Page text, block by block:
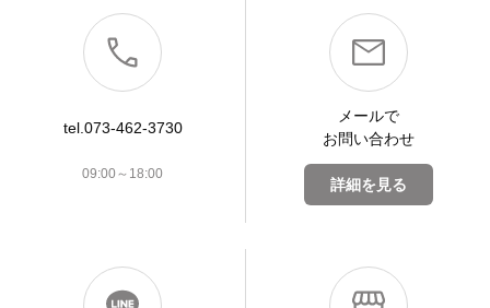
tel.073-462-3730
09:00～18:00
メールで
お問い合わせ
詳細を見る